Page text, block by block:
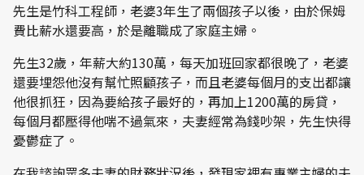
先生是竹科工程師，老婆3年生了兩個孩子以後，由於保姆
費比薪水還要高，於是離職成了家庭主婦。
先生32歲，年薪大約130萬，每天加班回家都很晚了，老婆
還要埋怨他沒有幫忙照顧孩子，而且老婆每個月的支出都讓
他很抓狂，因為要給孩子最好的，再加上1200萬的房貸，
每個月都壓得他喘不過氣來，夫妻經常為錢吵架，先生快得
憂鬱症了。